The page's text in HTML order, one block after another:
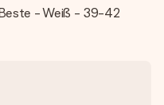
- Weiß - 39-42